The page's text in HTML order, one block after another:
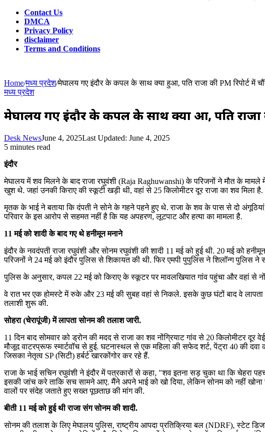
Contact Us
DMCA
Privacy Policy
disclaimer
Terms and Conditions
Home/मध्य प्रदेश/मेघालय गए इंदौर के कपल के साथ क्या हुआ, पति राजा की PM रिपोर्ट में
मध्य प्रदेश
मेघालय गए इंदौर के कपल के साथ क्या हुआ, पति राजा
Desk NewsJune 4, 2025Last Updated: June 4, 2025
5 minutes read
इंदौर
मेघालय में शव मिलने के बाद राजा रघुवंशी (Raja Raghuwanshi) के परिजनों ने मौत के
खुश थे. जहां उनकी किराए की स्कूटी खड़ी थी, वहां से 25 किलोमीटर दूर राजा का शव मिला
मृतक के भाई ने बताया कि दंपती ने सोने के गहने पहने हुए थे. राजा के शव के पास से दो
परिवार के इस आरोप से सहमत नहीं है कि यह अपहरण, लूटपाट और हत्या का मामला है.
11 मई को शादी के बाद गए थे हनीमून मनाने
इंदौर के नवदंपती राजा रघुवंशी और सोनम रघुवंशी की शादी 11 मई को हुई थी. 20 मई को
परिजनों ने 24 मई को इंदौर पुलिस से शिकायत की थी. फिर एमपी पुपुलिस ने शिलॉन्ग पुलिस
पुलिस के अनुसार, कपल 22 मई को किराए के स्कूटर पर मावलखियात गांव पहुंचा और वहां से
वे रात भर एक होमस्टे में रुके और 23 मई की सुबह वहां से निकले. इसके कुछ घंटों बाद वे लापता
तलाशी शुरू की.
सोहरा (चेरापूंजी) में लापता सोनम की तलाश जारी.
11 दिन बाद सोमवार को ड्रोन की मदद से राजा का शव नोंग्रियाट गांव से 20 किलोमीटर
मौजूद वाटरप्रूफ स्मार्टवॉच से हुई. घटनास्थल से एक महिला की सफेद शर्ट, पेंट्रा 40 की दवा
जिसका नेतृत्व SP (सिटी) हर्बर्ट खारकोंगोर कर रहे हैं.
राजा के भाई सचिन रघुवंशी ने इंदौर में पत्रकारों से कहा, "शव इतना सड़ चुका था कि चेहरा
इसकी जांच करे ताकि सच सामने आए. मैंने अपने भाई को खो दिया, लेकिन सोनम को नहीं
वालों पर संदेह जताते हुए सख्त पूछताछ की मांग की.
बीती 11 मई को हुई थी राजा संग सोनम की शादी.
सोनम की तलाश के लिए मेघालय पुलिस, राष्ट्रीय आपदा प्रतिक्रिया बल (NDRF), स्टेट